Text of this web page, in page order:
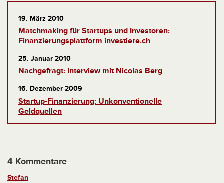
19. März 2010
Matchmaking für Startups und Investoren:
Finanzierungsplattform investiere.ch
25. Januar 2010
Nachgefragt: Interview mit Nicolas Berg
16. Dezember 2009
Startup-Finanzierung: Unkonventionelle
Geldquellen
4 Kommentare
Stefan